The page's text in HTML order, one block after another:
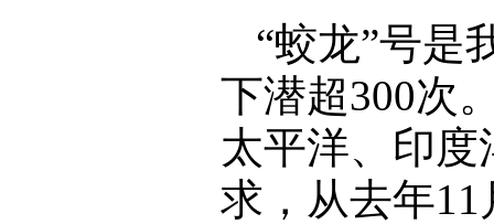
“蛟龙”号是
下潜超300次
太平洋、印
求，从去年11